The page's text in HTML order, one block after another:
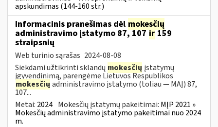
apskundimas (144-160 str.)
Informacinis pranešimas dėl mokesčių
administravimo įstatymo 87, 107ir159
straipsnių
Web turinio sąrašas 2024-08-08
Siekdami užtikrinti sklandų mokesčių įstatymų
įgyvendinimą, parengėme Lietuvos Respublikos
mokesčių administravimo įstatymo (toliau — MAĮ) 87,
107...
Metai: 2024 Mokesčių įstatymų pakeitimai: MĮP 2021 »
Mokesčių administravimo įstatymo pakeitimai nuo 2024
m.